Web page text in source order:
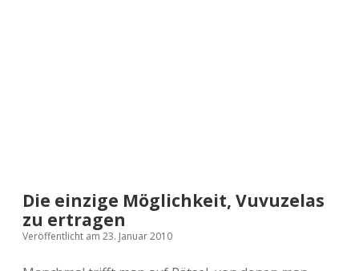
Die einzige Möglichkeit, Vuvuzelas
zu ertragen
Veröffentlicht am 23. Januar 2010